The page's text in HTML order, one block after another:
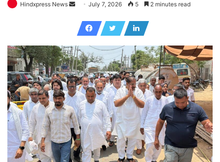
Hindxpress News
a
n
e
m
a
i
l
July 7, 2026 5 2 minutes read